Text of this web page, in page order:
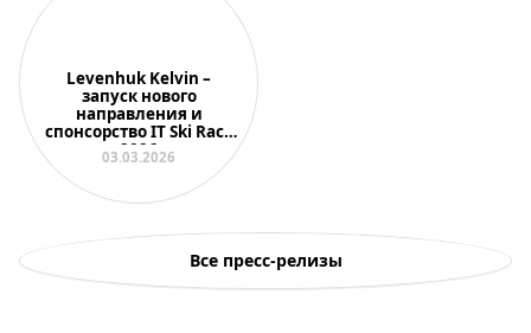
Levenhuk Kelvin –
запуск нового
направления и
спонсорство IT Ski Race
2026
03.03.2026
Все пресс-релизы